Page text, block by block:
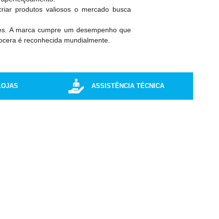
produtos valiosos o mercado busca
A marca cumpre um desempenho que
é reconhecida mundialmente.
ASSISTÊNCIA TÉCNICA